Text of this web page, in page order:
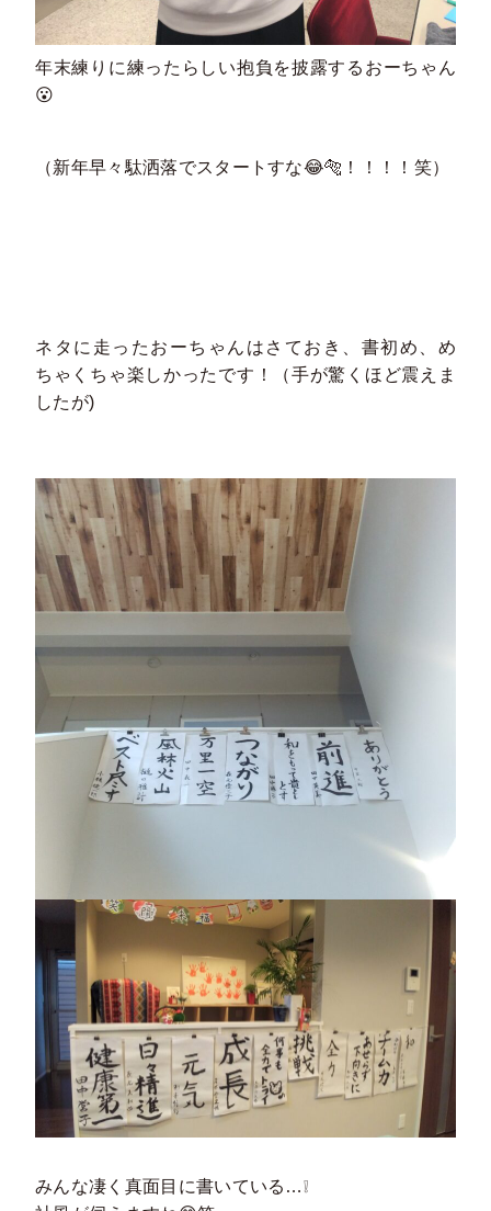
年末練りに練ったらしい抱負を披露するおーちゃん
😮
（新年早々駄洒落でスタートすな😂🐅！！！！笑）
ネタに走ったおーちゃんはさておき、書初め、め
ちゃくちゃ楽しかったです！（手が驚くほど震えま
したが)
みんな凄く真面目に書いている…❕